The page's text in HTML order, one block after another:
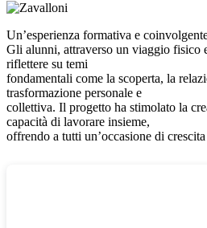
Un’esperienza formativa e
Gli alunni, attraverso un viaggio fisico
riflettere su temi
fondamentali come la scoperta, la
trasformazione personale e
collettiva. Il progetto ha stimolato la
capacità di lavorare insieme,
offrendo a tutti un’occasione di